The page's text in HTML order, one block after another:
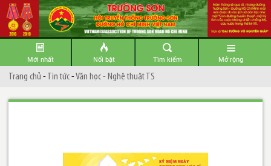
Mới nhất Nổi bật Tìm kiếm Mở rộng
Trang chủ -Tin tức-Văn học - Nghệ thuật TS